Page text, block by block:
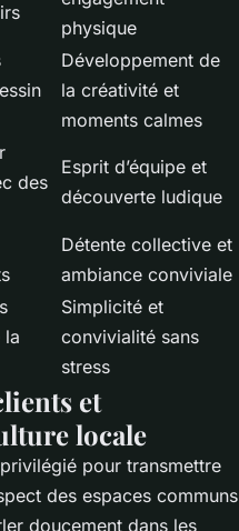
physique
Développement de
la créativité et
moments calmes
des
Esprit d’équipe et
découverte ludique
Détente collective et
ambiance conviviale
la
Simplicité et
convivialité sans
stress
et
locale
pour transmettre
des espaces communs
doucement dans les